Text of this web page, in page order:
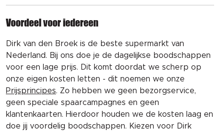
Voordeel voor iedereen
Dirk van den Broek is de beste supermarkt van
Nederland. Bij ons doe je de dagelijkse boodschappen
voor een lage prijs. Dit komt doordat we scherp op
onze eigen kosten letten - dit noemen we onze
Prijsprincipes. Zo hebben we geen bezorgservice,
geen speciale spaarcampagnes en geen
klantenkaarten. Hierdoor houden we de kosten laag en
doe jij voordelig boodschappen. Kiezen voor Dirk